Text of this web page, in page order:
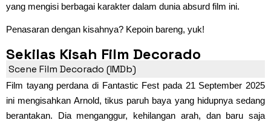
yang mengisi berbagai karakter dalam dunia absurd film ini.
Penasaran dengan kisahnya? Kepoin bareng, yuk!
Sekilas Kisah Film Decorado
Scene Film Decorado (IMDb)
Film tayang perdana di Fantastic Fest pada 21 September 2025
ini mengisahkan Arnold, tikus paruh baya yang hidupnya sedang
berantakan. Dia menganggur, kehilangan arah, dan baru saja